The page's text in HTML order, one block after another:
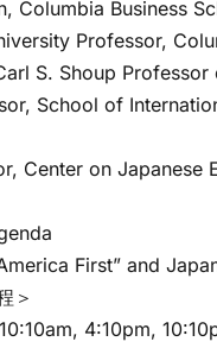
Columbia Business
Professor,
S. Shoup
School of
Center on Japanese
First” and Japan
＞
4:10pm,